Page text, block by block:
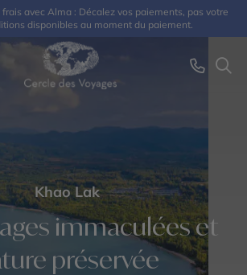
avec Alma : Décalez vos paiements, pas votre
disponibles au moment du paiement.
Khao Lak
immaculées et
préservée